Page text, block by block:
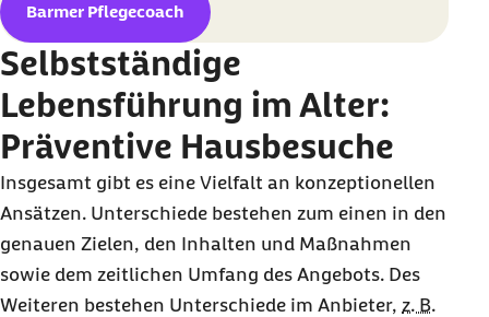
Barmer Pflegecoach
Selbstständige
Lebensführung im Alter:
Präventive Hausbesuche
Insgesamt gibt es eine Vielfalt an konzeptionellen
Ansätzen. Unterschiede bestehen zum einen in den
genauen Zielen, den Inhalten und Maßnahmen
sowie dem zeitlichen Umfang des Angebots. Des
Weiteren bestehen Unterschiede im Anbieter, z. B.